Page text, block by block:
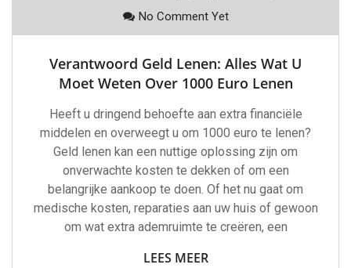
No Comment Yet
Verantwoord Geld Lenen: Alles Wat U
Moet Weten Over 1000 Euro Lenen
Heeft u dringend behoefte aan extra financiële
middelen en overweegt u om 1000 euro te lenen?
Geld lenen kan een nuttige oplossing zijn om
onverwachte kosten te dekken of om een
belangrijke aankoop te doen. Of het nu gaat om
medische kosten, reparaties aan uw huis of gewoon
om wat extra ademruimte te creëren, een
LEES MEER